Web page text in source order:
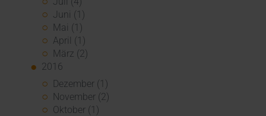
Juni (1)
Mai (1)
April (1)
März (2)
2016
Dezember (1)
November (2)
Oktober (1)